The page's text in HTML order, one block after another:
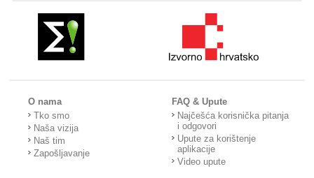
O nama
Tko smo
Naša vizija
Naš tim
Zapošljavanje
FAQ & Upute
Najčešća korisnička pitanja
i odgovori
Upute za korištenje
aplikacije
Video upute